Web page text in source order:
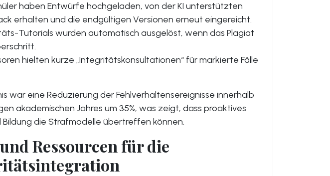
haben Entwürfe hochgeladen, von der KI unterstützten
erhalten und die endgültigen Versionen erneut eingereicht.
Tutorials wurden automatisch ausgelöst, wenn das Plagiat
hielten kurze „Integritätskonsultationen“ für markierte Fälle
war eine Reduzierung der Fehlverhaltensereignisse innerhalb
akademischen Jahres um 35%, was zeigt, dass proaktives
Bildung die Strafmodelle übertreffen können.
Ressourcen für die